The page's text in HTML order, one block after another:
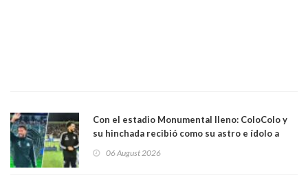
Con el estadio Monumental lleno: ColoColo y
su hinchada recibió como su astro e ídolo a
06 August 2026